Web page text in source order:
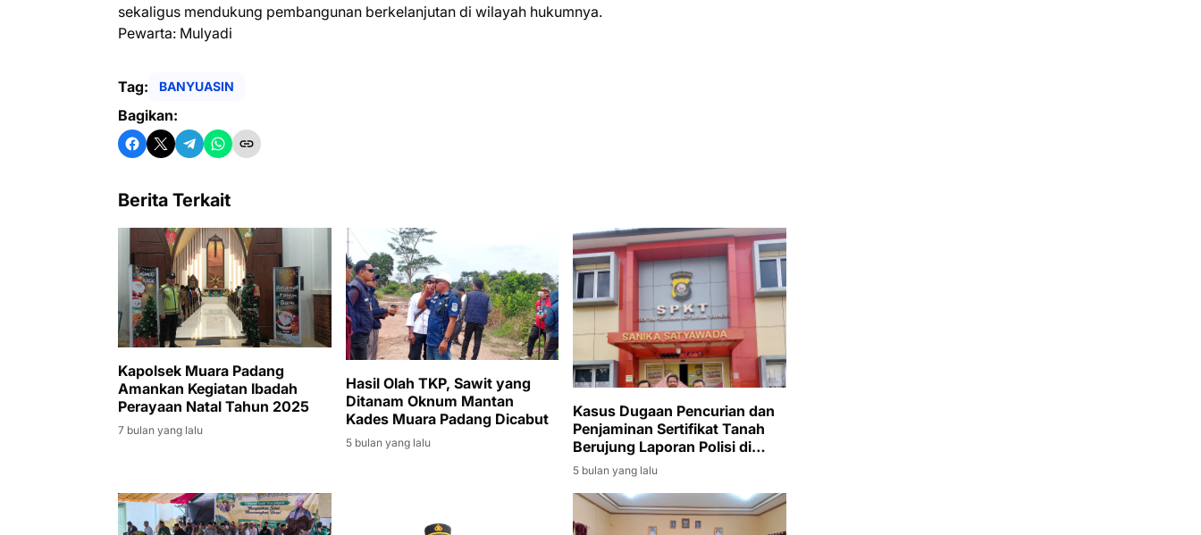
sekaligus mendukung pembangunan berkelanjutan di wilayah hukumnya.
Pewarta: Mulyadi
Tag: BANYUASIN
Bagikan:
Berita Terkait
Kapolsek Muara Padang
Amankan Kegiatan Ibadah
Perayaan Natal Tahun 2025
7 bulan yang lalu
Hasil Olah TKP, Sawit yang
Ditanam Oknum Mantan
Kades Muara Padang Dicabut
5 bulan yang lalu
Kasus Dugaan Pencurian dan
Penjaminan Sertifikat Tanah
Berujung Laporan Polisi di
Polres Banyuasin
5 bulan yang lalu